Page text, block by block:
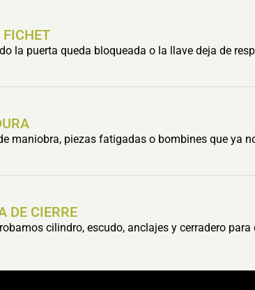
FICHET
la puerta queda bloqueada o la llave deja de
maniobra, piezas fatigadas o bombines que ya
DE CIERRE
cilindro, escudo, anclajes y cerradero